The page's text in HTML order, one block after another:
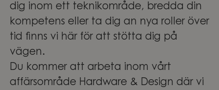
dig inom ett teknikområde, bredda din
kompetens eller ta dig an nya roller över
tid finns vi här för att stötta dig på
vägen.
Du kommer att arbeta inom vårt
affärsområde Hardware & Design där vi